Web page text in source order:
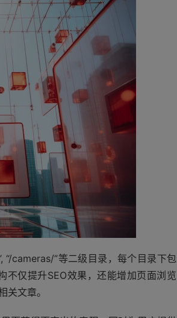
cameras/”等二级目录，每个目录下包
不仅提升SEO效果，还能增加页面浏览
文章。